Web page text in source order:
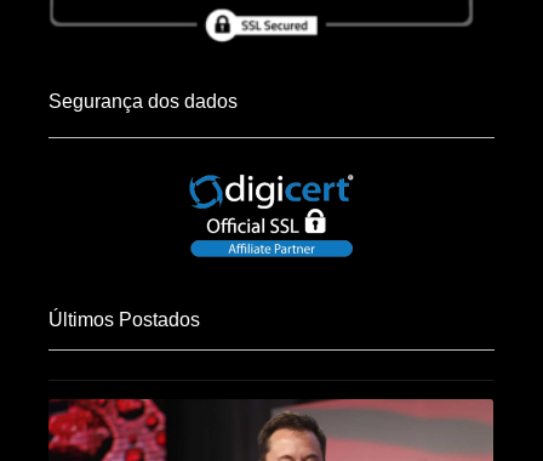
Segurança dos dados
Últimos Postados